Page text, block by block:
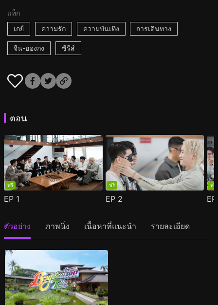
แท็ก
เกย์
ความรัก ความบันเทิง การเดินทาง
จีน-ฮ่องกง ซีรีส์
ตอน
ฟรี
EP 1
ฟรี
EP 2
ฟรี
ตัวอย่าง ภาพนิ่ง เนื้อหาที่แนะนำ รายละเอียด